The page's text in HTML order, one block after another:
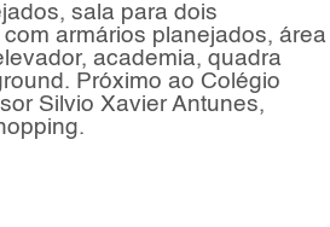
sala para dois
armários planejados, área
academia, quadra
Próximo ao Colégio
Silvio Xavier Antunes,